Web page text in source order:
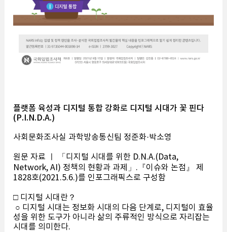
플랫폼 육성과 디지털 통합 강화로 디지털 시대가 꽃 핀다
(P.I.N.D.A.)
사회문화조사실 과학방송통신팀 정준화·박소영
원문 자료 ㅣ 「디지털 시대를 위한 D.N.A.(Data,
Network, AI) 정책의 현황과 과제」.『이슈와 논점』 제
1828호(2021.5.6.)를 인포그래픽스로 구성함
□ 디지털 시대란？
○ 디지털 시대는 정보화 시대의 다음 단계로, 디지털이 효율
성을 위한 도구가 아니라 삶의 주류적인 방식으로 자리잡는
시대를 의미한다.